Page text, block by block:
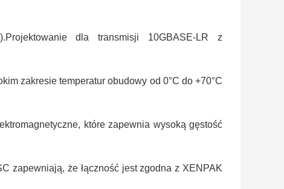
dla transmisji 10GBASE-LR z
zakresie temperatur obudowy od 0°C do +70°C
które zapewnia wysoką gęstość
zapewniają, że łączność jest zgodna z XENPAK